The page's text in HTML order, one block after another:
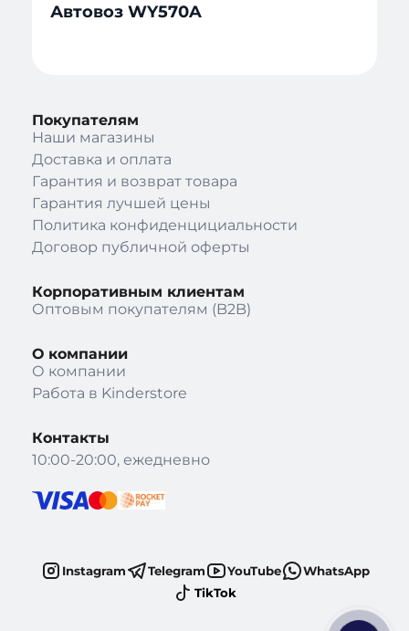
Автовоз WY570A
Покупателям
Наши магазины
Доставка и оплата
Гарантия и возврат товара
Гарантия лучшей цены
Политика конфиденцициальности
Договор публичной оферты
Корпоративным клиентам
Оптовым покупателям (B2B)
О компании
О компании
Работа в Kinderstore
Контакты
10:00-20:00, ежедневно
Instagram Telegram YouTube
WhatsApp
TikTok